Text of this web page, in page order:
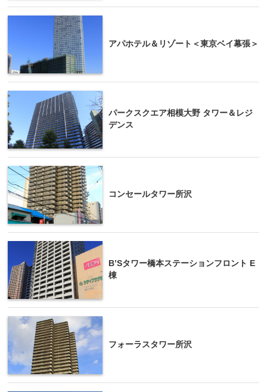
アパホテル＆リゾート＜東京ベイ幕張＞
パークスクエア相模大野 タワー＆レジ
デンス
コンセールタワー所沢
B’Sタワー橋本ステーションフロント E
棟
フォーラスタワー所沢